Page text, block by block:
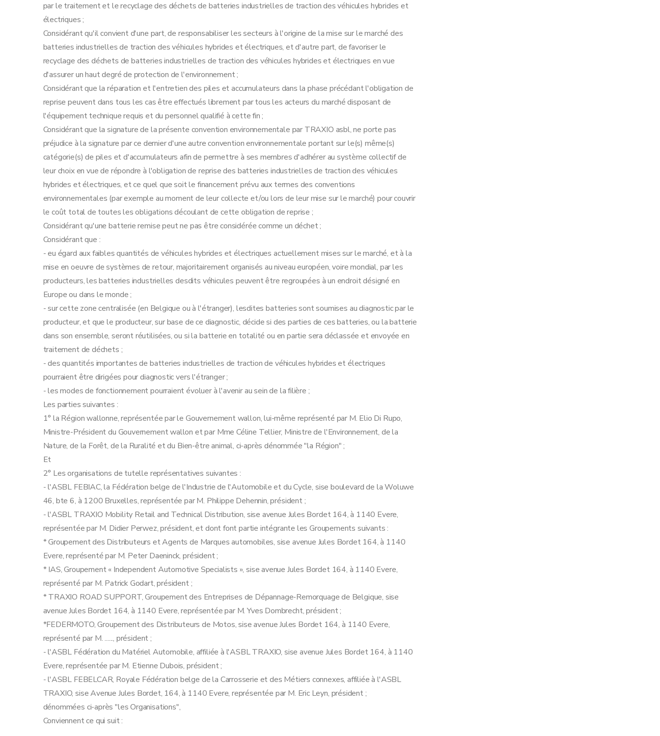
Art. 39
Art. 40
Art. 41
Art. 42
Chapitre VIII Dispositions finales
Section 1re
Durée et fin de la convention
Art. 43
Art. 44
Section 2 Commission des litiges
Art. 45
Section 3 Clause de compétence
Art. 46
Section 4 Clause pénale
Art. 47
Section 5 Disposition finale
Art. 48
Annexe
par le traitement et le recyclage des déchets de batteries industrielles de traction des véhicules hybrides et
électriques ;
Considérant qu'il convient d'une part, de responsabiliser les secteurs à l'origine de la mise sur le marché des
batteries industrielles de traction des véhicules hybrides et électriques, et d'autre part, de favoriser le
recyclage des déchets de batteries industrielles de traction des véhicules hybrides et électriques en vue
d'assurer un haut degré de protection de l'environnement ;
Considérant que la réparation et l'entretien des piles et accumulateurs dans la phase précédant l'obligation de
reprise peuvent dans tous les cas être effectués librement par tous les acteurs du marché disposant de
l'équipement technique requis et du personnel qualifié à cette fin ;
Considérant que la signature de la présente convention environnementale par TRAXIO asbl, ne porte pas
préjudice à la signature par ce dernier d'une autre convention environnementale portant sur le(s) même(s)
catégorie(s) de piles et d'accumulateurs afin de permettre à ses membres d'adhérer au système collectif de
leur choix en vue de répondre à l'obligation de reprise des batteries industrielles de traction des véhicules
hybrides et électriques, et ce quel que soit le financement prévu aux termes des conventions
environnementales (par exemple au moment de leur collecte et/ou lors de leur mise sur le marché) pour couvrir
le coût total de toutes les obligations découlant de cette obligation de reprise ;
Considérant qu'une batterie remise peut ne pas être considérée comme un déchet ;
Considérant que :
- eu égard aux faibles quantités de véhicules hybrides et électriques actuellement mises sur le marché, et à la
mise en oeuvre de systèmes de retour, majoritairement organisés au niveau européen, voire mondial, par les
producteurs, les batteries industrielles desdits véhicules peuvent être regroupées à un endroit désigné en
Europe ou dans le monde ;
- sur cette zone centralisée (en Belgique ou à l'étranger), lesdites batteries sont soumises au diagnostic par le
producteur, et que le producteur, sur base de ce diagnostic, décide si des parties de ces batteries, ou la batterie
dans son ensemble, seront réutilisées, ou si la batterie en totalité ou en partie sera déclassée et envoyée en
traitement de déchets ;
- des quantités importantes de batteries industrielles de traction de véhicules hybrides et électriques
pourraient être dirigées pour diagnostic vers l'étranger ;
- les modes de fonctionnement pourraient évoluer à l'avenir au sein de la filière ;
Les parties suivantes :
1° la Région wallonne, représentée par le Gouvernement wallon, lui-même représenté par M. Elio Di Rupo,
Ministre-Président du Gouvernement wallon et par Mme Céline Tellier, Ministre de l'Environnement, de la
Nature, de la Forêt, de la Ruralité et du Bien-être animal, ci-après dénommée "la Région" ;
Et
2° Les organisations de tutelle représentatives suivantes :
- l'ASBL FEBIAC, la Fédération belge de l'Industrie de l'Automobile et du Cycle, sise boulevard de la Woluwe
46, bte 6, à 1200 Bruxelles, représentée par M. Philippe Dehennin, président ;
- l'ASBL TRAXIO Mobility Retail and Technical Distribution, sise avenue Jules Bordet 164, à 1140 Evere,
représentée par M. Didier Perwez, président, et dont font partie intégrante les Groupements suivants :
* Groupement des Distributeurs et Agents de Marques automobiles, sise avenue Jules Bordet 164, à 1140
Evere, représenté par M. Peter Daeninck, président ;
* IAS, Groupement « Independent Automotive Specialists », sise avenue Jules Bordet 164, à 1140 Evere,
représenté par M. Patrick Godart, président ;
* TRAXIO ROAD SUPPORT, Groupement des Entreprises de Dépannage-Remorquage de Belgique, sise
avenue Jules Bordet 164, à 1140 Evere, représentée par M. Yves Dombrecht, président ;
*FEDERMOTO, Groupement des Distributeurs de Motos, sise avenue Jules Bordet 164, à 1140 Evere,
représenté par M. ......, président ;
- l'ASBL Fédération du Matériel Automobile, affiliée à l'ASBL TRAXIO, sise avenue Jules Bordet 164, à 1140
Evere, représentée par M. Etienne Dubois, président ;
- l'ASBL FEBELCAR, Royale Fédération belge de la Carrosserie et des Métiers connexes, affiliée à l'ASBL
TRAXIO, sise Avenue Jules Bordet, 164, à 1140 Evere, représentée par M. Eric Leyn, président ;
dénommées ci-après "les Organisations",
Conviennent ce qui suit :